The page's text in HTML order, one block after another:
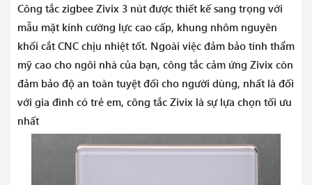
Công tắc zigbee Zivix 3 nút được thiết kế sang trọng với
mẫu mặt kính cường lực cao cấp, khung nhôm nguyên
khối cắt CNC chịu nhiệt tốt. Ngoài việc đảm bảo tính thẩm
mỹ cao cho ngôi nhà của bạn, công tắc cảm ứng Zivix còn
đảm bảo độ an toàn tuyệt đối cho người dùng, nhất là đối
với gia đình có trẻ em, công tắc Zivix là sự lựa chọn tối ưu
nhất